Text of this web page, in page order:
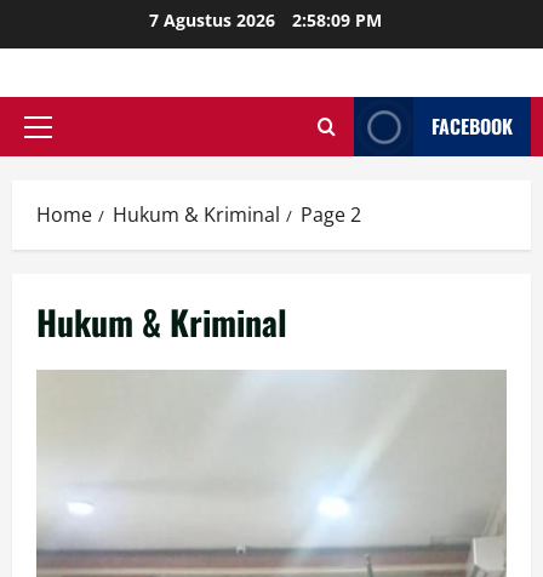
to
7 Agustus 2026 2:58:10 PM
Primary
FACEBOOK
Home Hukum & Kriminal Page 2
Hukum & Kriminal